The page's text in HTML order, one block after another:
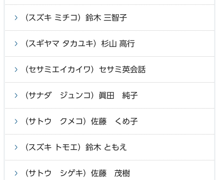
（スズキ ミチコ）鈴木 三智子
（スギヤマ タカユキ）杉山 高行
（セサミエイカイワ）セサミ英会話
（サナダ ジュンコ）眞田 純子
（サトウ クメコ）佐藤 くめ子
（スズキ トモエ）鈴木 ともえ
（サトウ シゲキ）佐藤 茂樹